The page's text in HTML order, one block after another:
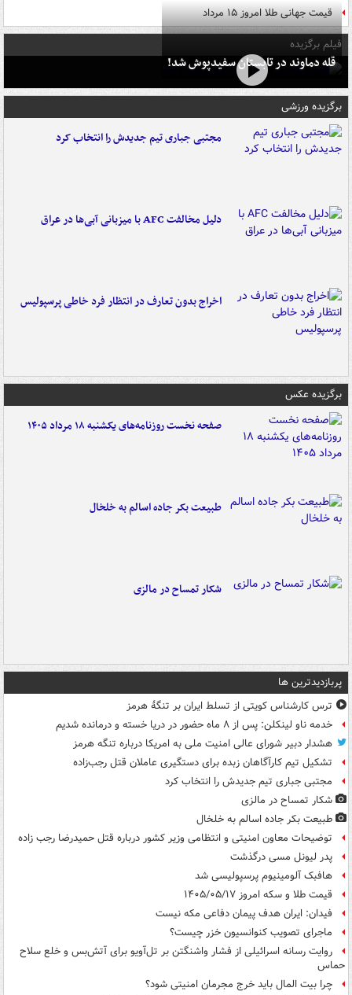
قیمت جهانی طلا امروز ۱۵ مرداد
فیلم برگزیده
قله دماوند در تابستان سفیدپوش شد!
برگزیده ورزشی
مجتبی جباری تیم جدیدش را انتخاب کرد
دلیل مخالفت AFC با میزبانی آبی‌ها در عراق
اخراج بدون تعارف در انتظار فرد خاطی پرسپولیس
برگزیده عکس
صفحه نخست روزنامه‌های یکشنبه ۱۸ مرداد ۱۴۰۵
طبیعت بکر جاده اسالم به خلخال
شکار تمساح در مالزی
پربازدیدترین ها
ترس کارشناس کویتی از تسلط ایران بر تنگۀ هرمز
خدمه ناو لینکلن: پس از ۸ ماه حضور در دریا خسته و درمانده‌ شدیم
هشدار دبیر شورای عالی امنیت ملی به امریکا درباره تنگه هرمز
تشکیل تیم کارآگاهان زبده برای دستگیری عاملان قتل رجب‌زاده
مجتبی جباری تیم جدیدش را انتخاب کرد
شکار تمساح در مالزی
طبیعت بکر جاده اسالم به خلخال
توضیحات معاون امنیتی و انتظامی وزیر کشور درباره قتل حمیدرضا رجب زاده
پدر لیونل مسی درگذشت
هافبک آلومینیوم پرسپولیسی شد
قیمت طلا و سکه امروز ۱۴۰۵/۰۵/۱۷
فیدان: ایران هدف پیمان دفاعی مکه نیست
ماجرای تصویب کنوانسیون خزر چیست؟
روایت رسانه اسرائیلی از فشار واشنگتن بر تل‌آویو برای آتش‌بس و خلع سلاح
حماس
چرا بیت المال باید خرج مجرمان امنیتی شود؟